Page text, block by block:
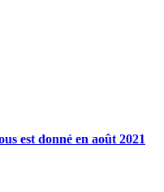
est donné en août 2021